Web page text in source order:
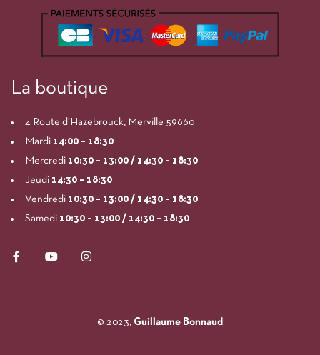
La boutique
4 Route d’Hazebrouck, Merville 59660
Mardi 14:00 – 18:30
Mercredi 10:30 – 13:00 / 14:30 – 18:30
Jeudi 14:30 – 18:30
Vendredi 10:30 – 13:00 / 14:30 – 18:30
Samedi 10:30 – 13:00 / 14:30 – 18:30
© 2023, Guillaume Bonnaud